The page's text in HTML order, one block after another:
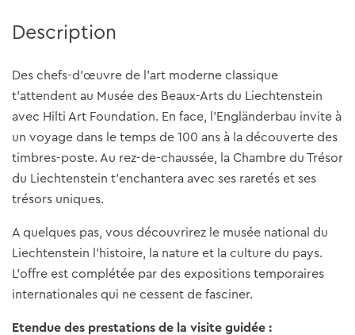
Description
Des chefs-d'œuvre de l'art moderne classique
t'attendent au Musée des Beaux-Arts du Liechtenstein
avec Hilti Art Foundation. En face, l'Engländerbau invite à
un voyage dans le temps de 100 ans à la découverte des
timbres-poste. Au rez-de-chaussée, la Chambre du Trésor
du Liechtenstein t'enchantera avec ses raretés et ses
trésors uniques.
A quelques pas, vous découvrirez le musée national du
Liechtenstein l'histoire, la nature et la culture du pays.
L'offre est complétée par des expositions temporaires
internationales qui ne cessent de fasciner.
Etendue des prestations de la visite guidée :